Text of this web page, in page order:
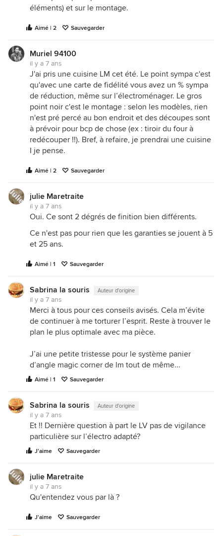
éléments) et sur le montage.
Aimé | 2 Sauvegarder
Muriel 94100
il y a 7 ans
J'ai pris une cuisine LM cet été. Le point sympa c'est
qu'avec une carte de fidélité vous avez un % sympa
de réduction, même sur l’électroménager. Le gros
point noir c'est le montage : selon les modèles, rien
n'est pré percé au bon endroit et des découpes sont
à prévoir pour bcp de chose (ex : tiroir du four à
redécouper !!). Bref, à refaire, je prendrai une cuisine
I je pense.
Aimé | 2 Sauvegarder
julie Maretraite
il y a 7 ans
Oui. Ce sont 2 dégrés de finition bien différents.
Ce n'est pas pour rien que les garanties se jouent à 5
et 25 ans.
Aimé | 1 Sauvegarder
Sabrina la souris Auteur d'origine
il y a 7 ans
Merci à tous pour ces conseils avisés. Cela m’évite
de continuer à me torturer l’esprit. Reste à trouver le
plan le plus optimale avec ma pièce.
J’ai une petite tristesse pour le système panier
d’angle magic corner de lm tout de même...
Aimé | 1 Sauvegarder
Sabrina la souris Auteur d'origine
il y a 7 ans
Et !! Dernière question à part le LV pas de vigilance
particulière sur l’électro adapté?
J'aime Sauvegarder
julie Maretraite
il y a 7 ans
Qu'entendez vous par là ?
J'aime Sauvegarder